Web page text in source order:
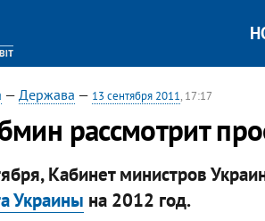
— Держава — 13 сентября 2011, 17:17
рассмотрит
Кабинет министров
Украины на 2012 год.